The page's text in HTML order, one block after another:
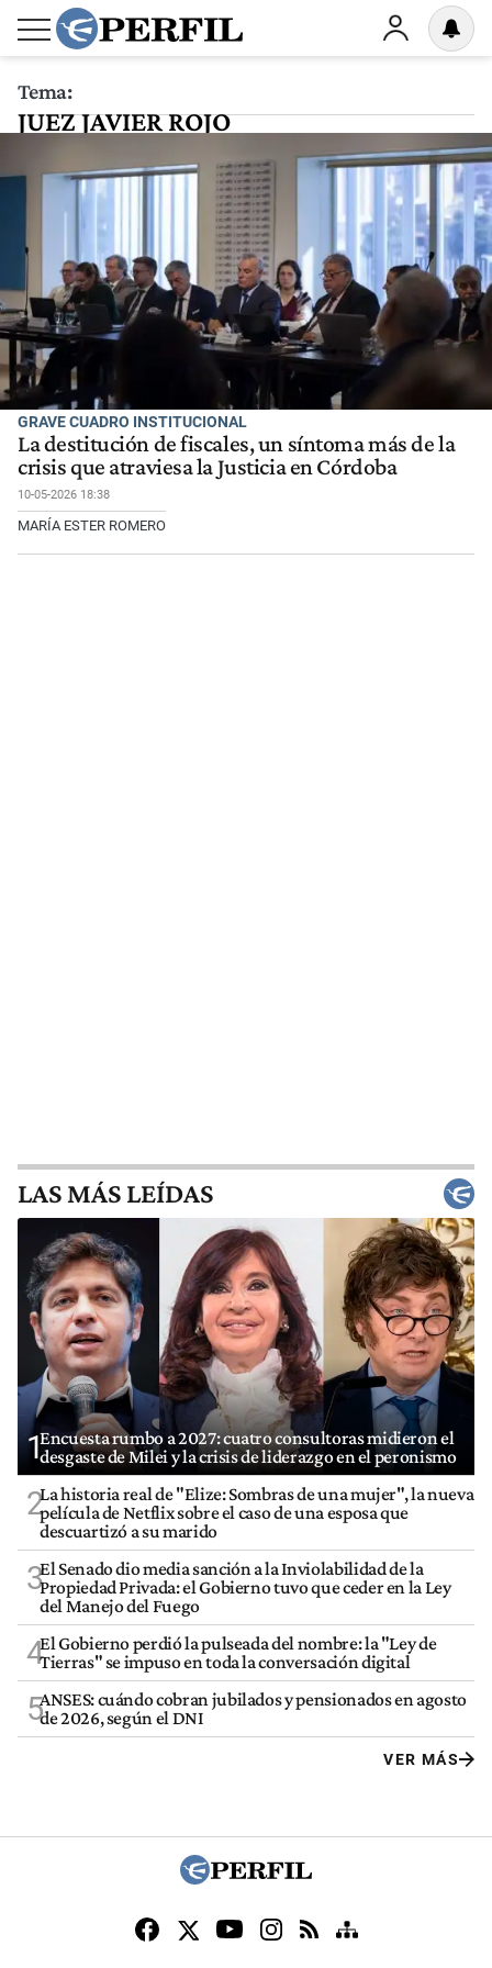
Tema:
JUEZ JAVIER ROJO
GRAVE CUADRO INSTITUCIONAL
La destitución de fiscales, un síntoma más de la
crisis que atraviesa la Justicia en Córdoba
10-05-2026 18:38
MARÍA ESTER ROMERO
LAS MÁS LEÍDAS
1Encuesta rumbo a 2027: cuatro consultoras midieron el
desgaste de Milei y la crisis de liderazgo en el peronismo
2La historia real de "Elize: Sombras de una mujer", la nueva
película de Netflix sobre el caso de una esposa que
descuartizó a su marido
3El Senado dio media sanción a la Inviolabilidad de la
Propiedad Privada: el Gobierno tuvo que ceder en la Ley
del Manejo del Fuego
4El Gobierno perdió la pulseada del nombre: la "Ley de
Tierras" se impuso en toda la conversación digital
5ANSES: cuándo cobran jubilados y pensionados en agosto
de 2026, según el DNI
VER MÁS